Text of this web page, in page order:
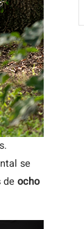
se
de ocho